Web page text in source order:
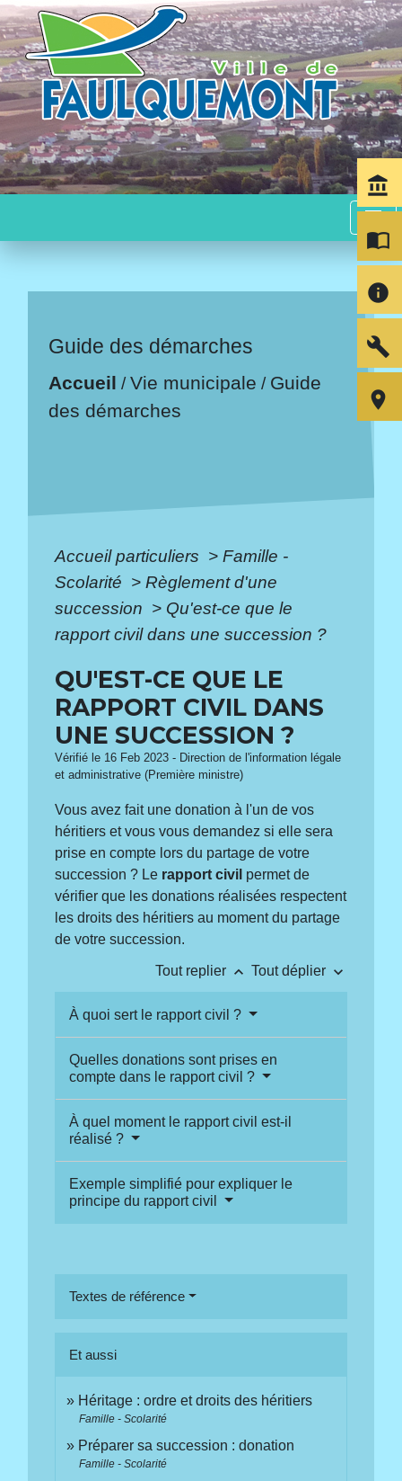
menu
Guide des démarches
Accueil /Vie municipale / Guide
des démarches
Accueil particuliers > Famille -
Scolarité > Règlement d'une
succession > Qu'est-ce que le
rapport civil dans une succession ?
QU'EST-CE QUE LE
RAPPORT CIVIL DANS
UNE SUCCESSION ?
Vérifié le 16 Feb 2023 - Direction de l'information légale
et administrative (Première ministre)
Vous avez fait une donation à l'un de vos
héritiers et vous vous demandez si elle sera
prise en compte lors du partage de votre
succession ? Le rapport civil permet de
vérifier que les donations réalisées respectent
les droits des héritiers au moment du partage
de votre succession.
Tout replier keyboard_arrow_up Tout déplier keyboard_arrow_down
À quoi sert le rapport civil ?
Quelles donations sont prises en
compte dans le rapport civil ?
À quel moment le rapport civil est-il
réalisé ?
Exemple simplifié pour expliquer le
principe du rapport civil
Textes de référence
Et aussi
Héritage : ordre et droits des héritiers
Famille - Scolarité
Préparer sa succession : donation
Famille - Scolarité
account_balance
import_contacts
info
build
room